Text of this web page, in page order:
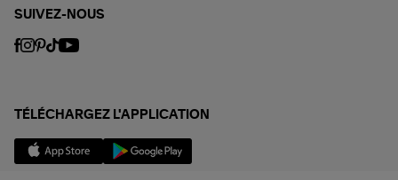
SUIVEZ-NOUS
TÉLÉCHARGEZ L'APPLICATION